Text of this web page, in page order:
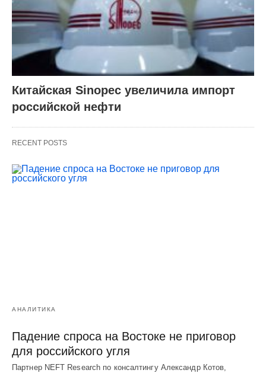
Китайская Sinopec увеличила импорт
российской нефти
RECENT POSTS
АНАЛИТИКА
Падение спроса на Востоке не приговор
для российского угля
Партнер NEFT Research по консалтингу Александр Котов,